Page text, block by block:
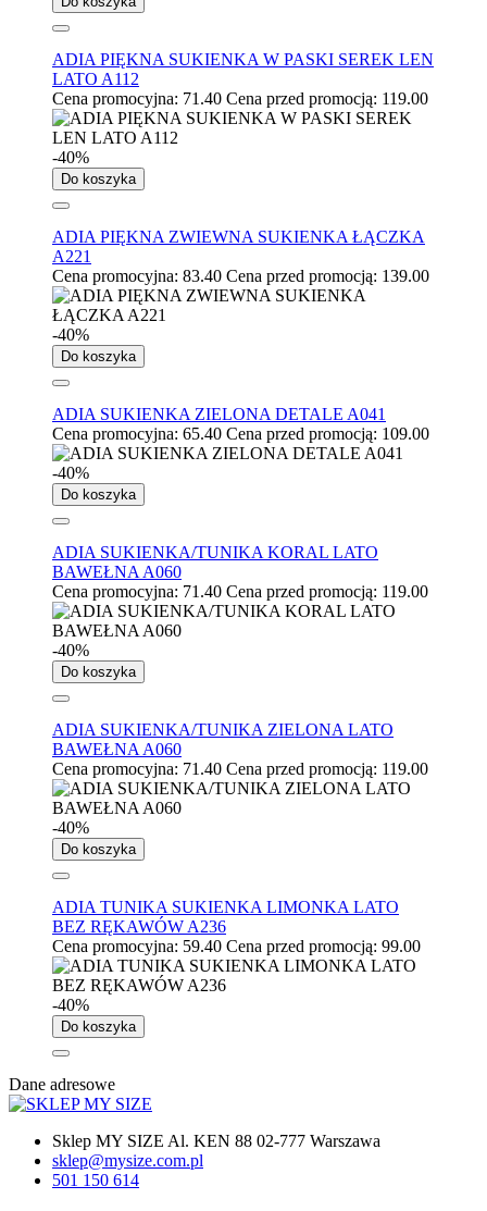
ADIA PIĘKNA SUKIENKA W PASKI SEREK LEN
LATO A112
Cena promocyjna: 71.40 Cena przed promocją: 119.00
-40%
Do koszyka
ADIA PIĘKNA ZWIEWNA SUKIENKA ŁĄCZKA
A221
Cena promocyjna: 83.40 Cena przed promocją: 139.00
-40%
Do koszyka
ADIA SUKIENKA ZIELONA DETALE A041
Cena promocyjna: 65.40 Cena przed promocją: 109.00
-40%
Do koszyka
ADIA SUKIENKA/TUNIKA KORAL LATO
BAWEŁNA A060
Cena promocyjna: 71.40 Cena przed promocją: 119.00
-40%
Do koszyka
ADIA SUKIENKA/TUNIKA ZIELONA LATO
BAWEŁNA A060
Cena promocyjna: 71.40 Cena przed promocją: 119.00
-40%
Do koszyka
ADIA TUNIKA SUKIENKA LIMONKA LATO
BEZ RĘKAWÓW A236
Cena promocyjna: 59.40 Cena przed promocją: 99.00
-40%
Do koszyka
Dane adresowe
Sklep MY SIZE Al. KEN 88 02-777 Warszawa
sklep@mysize.com.pl
501 150 614